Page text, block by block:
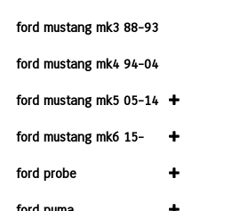
ford mustang mk3 88-93
ford mustang mk4 94-04
ford mustang mk5 05-14
ford mustang mk6 15-
ford probe